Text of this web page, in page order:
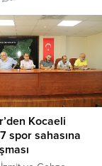
Bulancak
Necmi Sıbıç,
toplantısında,
Yolu ile şehir içi
yer alan yaklaşık 5
alanda hayata
projeleri
Kocaeli
spor sahasına